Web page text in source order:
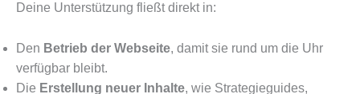
Deine Unterstützung fließt direkt in:
Den Betrieb der Webseite, damit sie rund um die Uhr
verfügbar bleibt.
Die Erstellung neuer Inhalte, wie Strategieguides,